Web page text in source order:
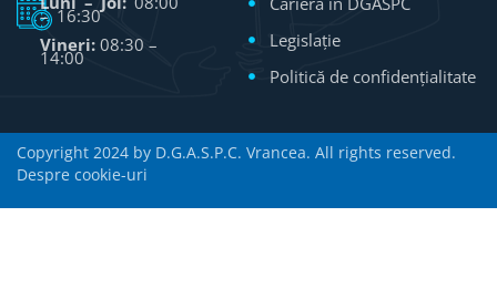
– 16:30
Vineri: 08:30 –
14:00
Legislație
Politică de confidențialitate
Copyright 2024 by D.G.A.S.P.C. Vrancea. All rights reserved.
Despre cookie-uri